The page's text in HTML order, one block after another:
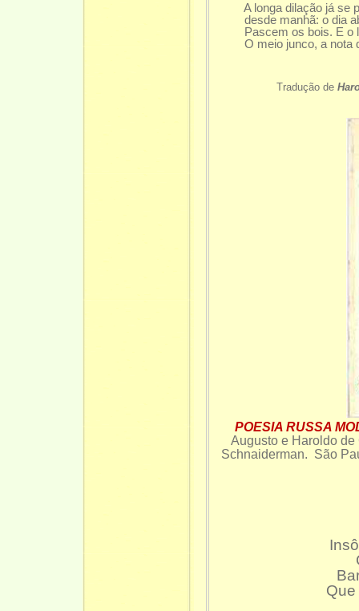
A longa dilação já se
desde manhã: o dia
Pascem os bois. E o
O meio junco, a nota
Tradução de
POESIA RUSSA
Augusto e Haroldo
Schnaiderman. São
Que